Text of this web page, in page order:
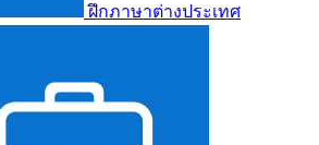
ฝึกภาษาต่างประเทศ